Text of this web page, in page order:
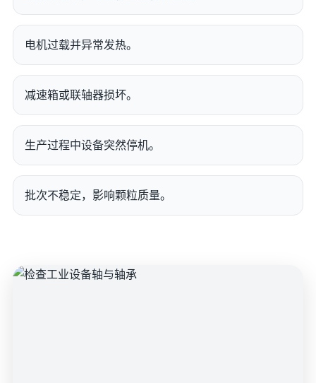
电机过载并异常发热。
减速箱或联轴器损坏。
生产过程中设备突然停机。
批次不稳定，影响颗粒质量。